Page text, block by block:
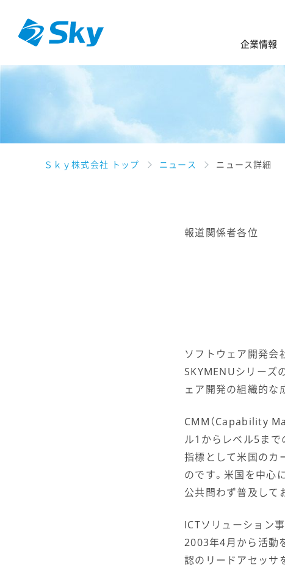
企業情報
Ｓｋｙ株式会社 トップ ニュース ニュース詳細
報道関係者各位
ソフトウェア開発会
SKYMENUシリーズ
ェア開発の組織的な
CMM（Capability
ル1からレベル5まで
指標として米国のカ
のです。米国を中心
公共問わず普及して
ICTソリューション
2003年4月から活動
認のリードアセッサ